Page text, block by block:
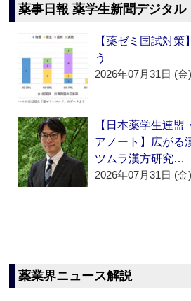
薬事日報 薬学生新聞デジタル
【薬ゼミ国試対
う
2026年07月31日 (金)
【日本薬学生連盟
アノート】広が
ツムラ漢方研究…
2026年07月31日 (金)
薬業界ニュース解説